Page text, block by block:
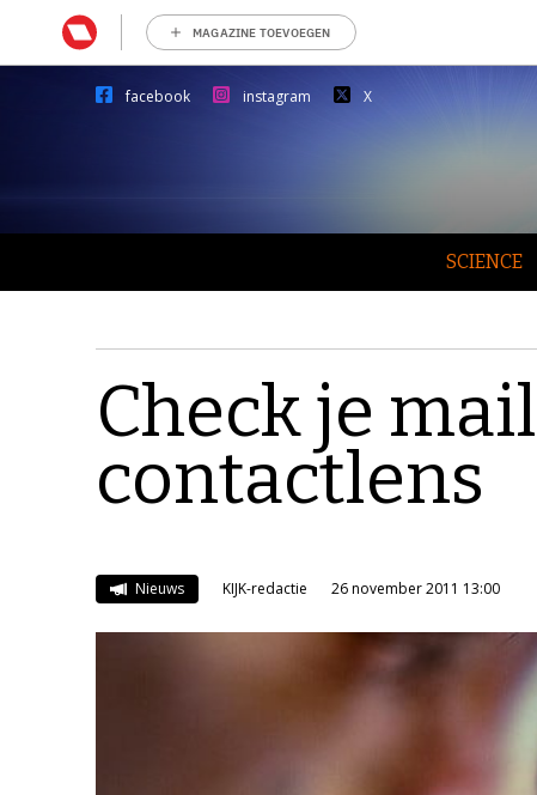
MAGAZINE TOEVOEGEN
facebook instagram X
SCIENCE
Check je
contactlens
Nieuws KIJK-redactie 26 november 2011 13:00